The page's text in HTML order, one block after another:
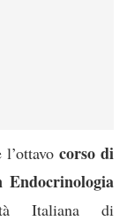
corso di
Endocrinologia
Italiana di